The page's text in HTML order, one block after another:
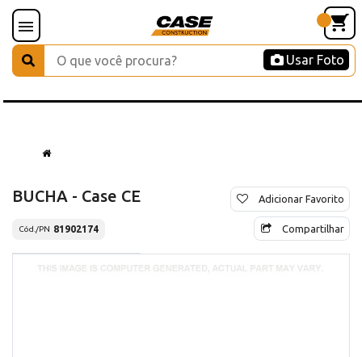
Usar Foto
BUCHA - Case CE
Cód./PN 81902174
Adicionar Favorito
Compartilhar